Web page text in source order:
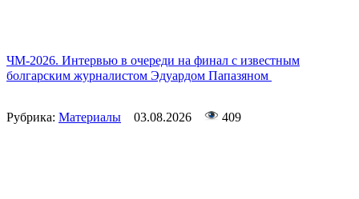
ЧМ-2026. Интервью в очереди на финал с известным
болгарским журналистом Эдуардом Папазяном
Рубрика: Материалы 03.08.2026 409